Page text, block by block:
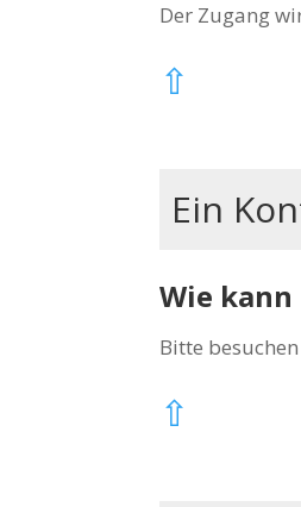
Der Zugang
⇧
Ein
Wie
Bitte
⇧